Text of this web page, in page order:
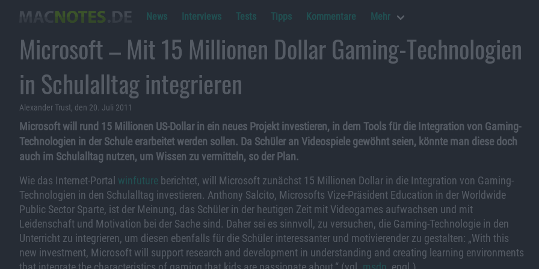
News Interviews Tests Tipps Kommentare Mehr
Microsoft – Mit 15 Millionen Dollar Gaming-Technologien
in Schulalltag integrieren
Alexander Trust, den 20. Juli 2011
Microsoft will rund 15 Millionen US-Dollar in ein neues Projekt investieren, in dem Tools für die Integration von Gaming-
Technologien in der Schule erarbeitet werden sollen. Da Schüler an Videospiele gewöhnt seien, könnte man diese doch
auch im Schulalltag nutzen, um Wissen zu vermitteln, so der Plan.
Wie das Internet-Portal winfuture berichtet, will Microsoft zunächst 15 Millionen Dollar in die Integration von Gaming-
Technologien in den Schulalltag investieren. Anthony Salcito, Microsofts Vize-Präsident Education in der Worldwide
Public Sector Sparte, ist der Meinung, das Schüler in der heutigen Zeit mit Videogames aufwachsen und mit
Leidenschaft und Motivation bei der Sache sind. Daher sei es sinnvoll, zu versuchen, die Gaming-Technologie in den
Unterricht zu integrieren, um diesen ebenfalls für die Schüler interessanter und motivierender zu gestalten: „With this
new investment, Microsoft will support research and development in understanding and creating learning environments